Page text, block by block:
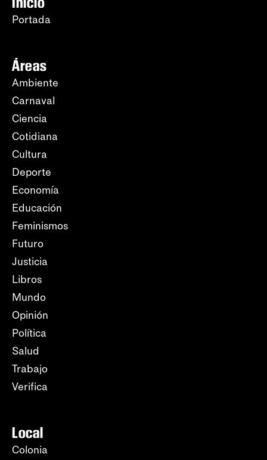
Portada
Áreas
Ambiente
Carnaval
Ciencia
Cotidiana
Cultura
Deporte
Economía
Educación
Feminismos
Futuro
Justicia
Libros
Mundo
Opinión
Política
Salud
Trabajo
Verifica
Local
Colonia